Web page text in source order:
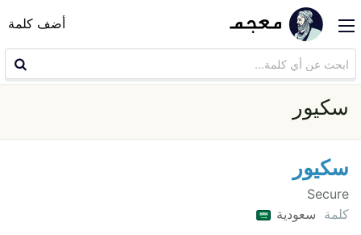
أضف كلمة
سكيور
سكيور
Secure
كلمة سعودية